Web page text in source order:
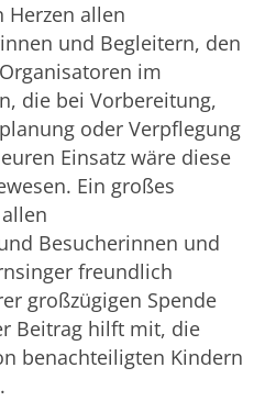
Herzen allen
und Begleitern, den
im
die bei Vorbereitung,
oder Verpflegung
Einsatz wäre diese
Ein großes
Besucherinnen und
freundlich
großzügigen Spende
Beitrag hilft mit, die
benachteiligten Kindern